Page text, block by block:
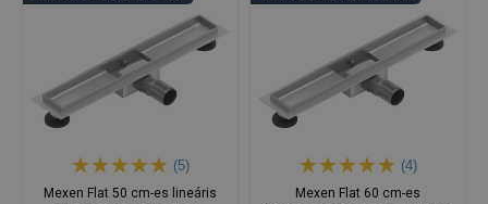
(5)
Mexen Flat 50 cm-es lineáris
(4)
Mexen Flat 60 cm-es